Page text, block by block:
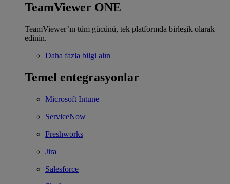
TeamViewer ONE
TeamViewer’ın tüm gücünü, tek platformda birleşik olarak
edinin.
Daha fazla bilgi alın
Temel entegrasyonlar
Microsoft Intune
ServiceNow
Freshworks
Jira
Salesforce